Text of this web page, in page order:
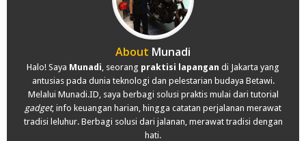
About Munadi
Halo! Saya Munadi , seorang praktisi lapangan di Jakarta yang
antusias pada dunia teknologi dan pelestarian budaya Betawi.
Melalui Munadi.ID, saya berbagi solusi praktis mulai dari tutorial
gadget, info keuangan harian, hingga catatan perjalanan merawat
tradisi leluhur. Berbagi solusi dari jalanan, merawat tradisi dengan
hati.